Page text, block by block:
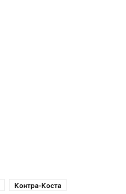
Контра-Коста